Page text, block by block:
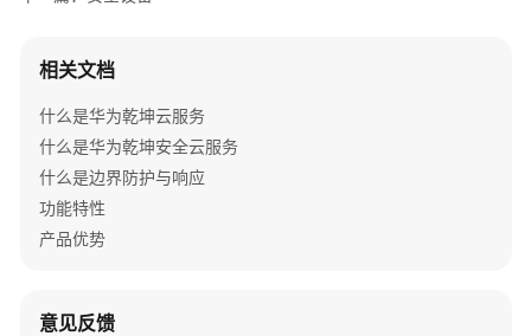
加
计
资
产
相关文档
什么是华为乾坤云服务
什么是华为乾坤安全云服务
什么是边界防护与响应
功能特性
产品优势
意见反馈